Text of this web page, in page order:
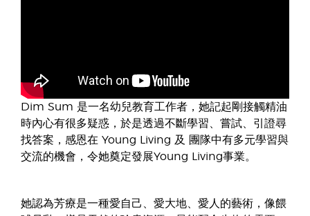
Dim Sum 是一名幼兒教育工作者，她記起剛接觸精油
時內心有很多疑惑，於是透過不斷學習、嘗試、引證尋
找答案，感恩在 Young Living 及 團隊中有多元學習與
交流的機會，令她奠定發展Young Living事業。
她認為芳療是一種愛自己、愛大地、愛人的藝術，像餵